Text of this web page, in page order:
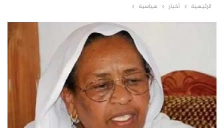
الرئيسية أخبار سياسية